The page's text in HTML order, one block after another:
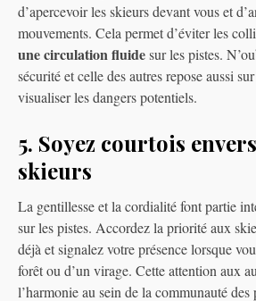
d’apercevoir les skieurs devant vous et
mouvements. Cela permet d’éviter les
une circulation fluidesur les pistes.
sécurité et celle des autres repose aussi
visualiser les dangers potentiels.
5. Soyez courtois
skieurs
La gentillesse et la cordialité font partie
sur les pistes. Accordez la priorité aux
déjà et signalez votre présence lorsque
forêt ou d’un virage. Cette attention aux
l’harmonie au sein de la communauté des